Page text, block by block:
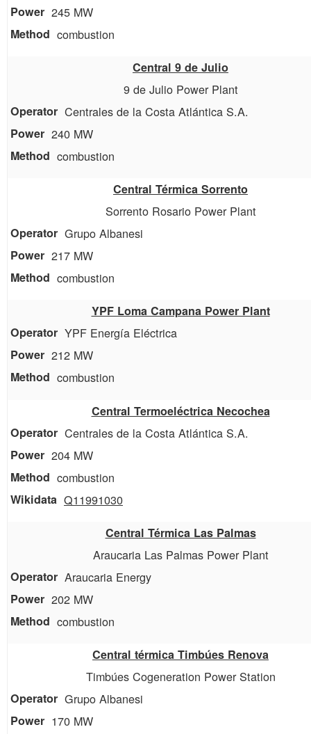
245 MW
combustion
Central 9 de Julio
9 de Julio Power Plant
Centrales de la Costa Atlántica S.A.
240 MW
combustion
Central Térmica Sorrento
Sorrento Rosario Power Plant
Grupo Albanesi
217 MW
combustion
YPF Loma Campana Power Plant
YPF Energía Eléctrica
212 MW
combustion
Central Termoeléctrica Necochea
Centrales de la Costa Atlántica S.A.
204 MW
combustion
Q11991030
Central Térmica Las Palmas
Araucaria Las Palmas Power Plant
Araucaria Energy
202 MW
combustion
Central térmica Timbúes Renova
Timbúes Cogeneration Power Station
Grupo Albanesi
170 MW